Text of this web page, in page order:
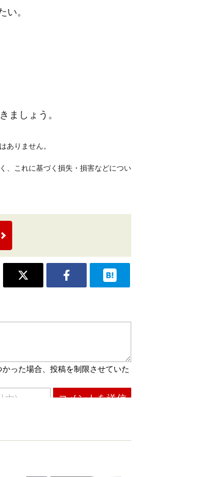
い。
ましょう。
ありません。
、これに基づく損失・損害などについ